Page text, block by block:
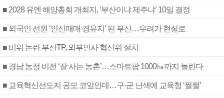
■ 2028 유엔 해양총회 개최지, ‘부산이냐 제주냐’ 10일 결정
■ 외국인 선원 ‘인신매매 경유지’ 된 부산…우려가 현실로
■ 비위 논란 부산TP, 외부인사 혁신위 설치
■ 경남 농정 비전 ‘잘 사는 농촌’…스마트팜 1000㏊까지 늘린다
■ 교육혁신선도지 공모 코앞인데…구·군 난색에 교육청 ‘쩔쩔’